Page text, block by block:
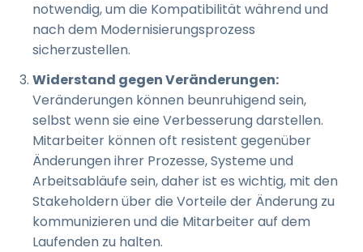
notwendig, um die Kompatibilität während und
nach dem Modernisierungsprozess
sicherzustellen.
Widerstand gegen Veränderungen:
Veränderungen können beunruhigend sein,
selbst wenn sie eine Verbesserung darstellen.
Mitarbeiter können oft resistent gegenüber
Änderungen ihrer Prozesse, Systeme und
Arbeitsabläufe sein, daher ist es wichtig, mit den
Stakeholdern über die Vorteile der Änderung zu
kommunizieren und die Mitarbeiter auf dem
Laufenden zu halten.